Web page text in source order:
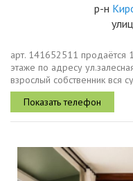
р-н
арт. 141652511 продаётся
этаже по адресу
взрослый собственник вся
сделкуо домевенгерский
комната,...